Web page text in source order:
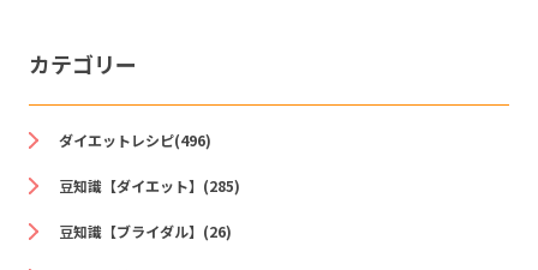
カテゴリー
ダイエットレシピ(496)
豆知識【ダイエット】(285)
豆知識【ブライダル】(26)